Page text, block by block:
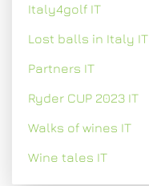
Italy4golf IT
Lost balls in Italy IT
Partners IT
Ryder CUP 2023 IT
Walks of wines IT
Wine tales IT